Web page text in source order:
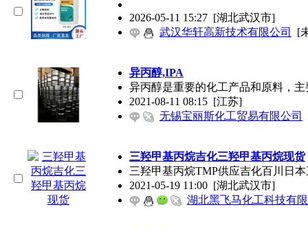
2026-05-11 15:27 [湖北武汉市]
武汉华轩高新技术有限公司
[
异丙醇,IPA
异丙醇是重要的化工产品和原料，
2021-08-11 08:15 [江苏]
无锡宝丽斯化工贸易有限公司
三羟甲基丙烷吉化三羟甲基丙烷现货
三羟甲基丙烷TMP供应吉化百川日
2021-05-19 11:00 [湖北武汉市]
湖北黑飞马化工科技有